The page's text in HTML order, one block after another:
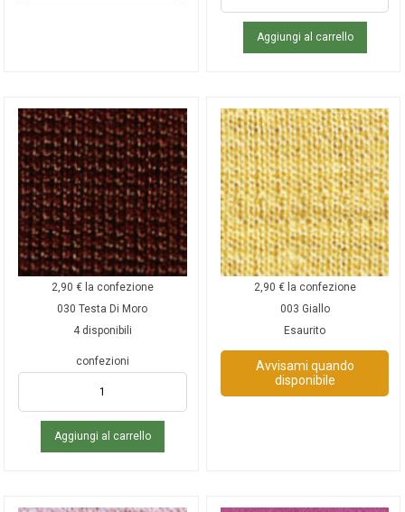
Aggiungi al carrello
2,90 € la confezione
030 Testa Di Moro
4 disponibili
confezioni
Aggiungi al carrello
2,90 € la confezione
003 Giallo
Esaurito
Avvisami quando
disponibile